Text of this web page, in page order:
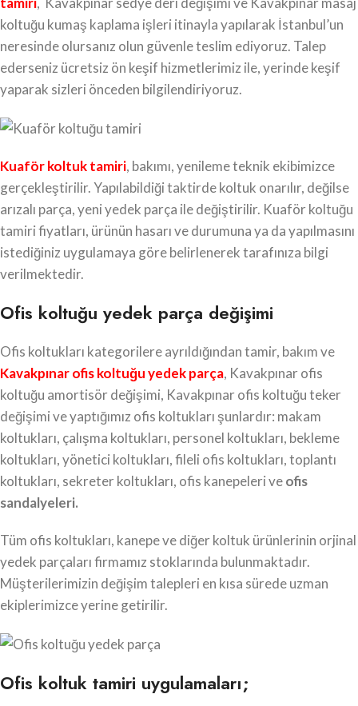
koltuğu kumaş kaplama işleri itinayla yapılarak İstanbul’un
neresinde olursanız olun güvenle teslim ediyoruz. Talep
ederseniz ücretsiz ön keşif hizmetlerimiz ile, yerinde keşif
yaparak sizleri önceden bilgilendiriyoruz.
Kuaför koltuk tamiri, bakımı, yenileme teknik ekibimizce
gerçekleştirilir. Yapılabildiği taktirde koltuk onarılır, değilse
arızalı parça, yeni yedek parça ile değiştirilir. Kuaför koltuğu
tamiri fiyatları, ürünün hasarı ve durumuna ya da yapılmasını
istediğiniz uygulamaya göre belirlenerek tarafınıza bilgi
verilmektedir.
Ofis koltuğu yedek parça değişimi
Ofis koltukları kategorilere ayrıldığından tamir, bakım ve
Kavakpınar ofis koltuğu yedek parça, Kavakpınar ofis
koltuğu amortisör değişimi, Kavakpınar ofis koltuğu teker
değişimi ve yaptığımız ofis koltukları şunlardır: makam
koltukları, çalışma koltukları, personel koltukları, bekleme
koltukları, yönetici koltukları, fileli ofis koltukları, toplantı
koltukları, sekreter koltukları, ofis kanepeleri veofis
sandalyeleri.
Tüm ofis koltukları, kanepe ve diğer koltuk ürünlerinin orjinal
yedek parçaları firmamız stoklarında bulunmaktadır.
Müşterilerimizin değişim talepleri en kısa sürede uzman
ekiplerimizce yerine getirilir.
Ofis koltuk tamiri uygulamaları;